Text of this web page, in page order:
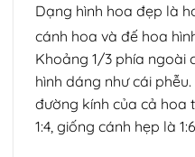
Dạng hình hoa đẹp là
cánh hoa và đế hoa
Khoảng 1/3 phía ngoài
hình dáng như cái
đường kính của cả hoa
1:4, giống cánh hẹp là